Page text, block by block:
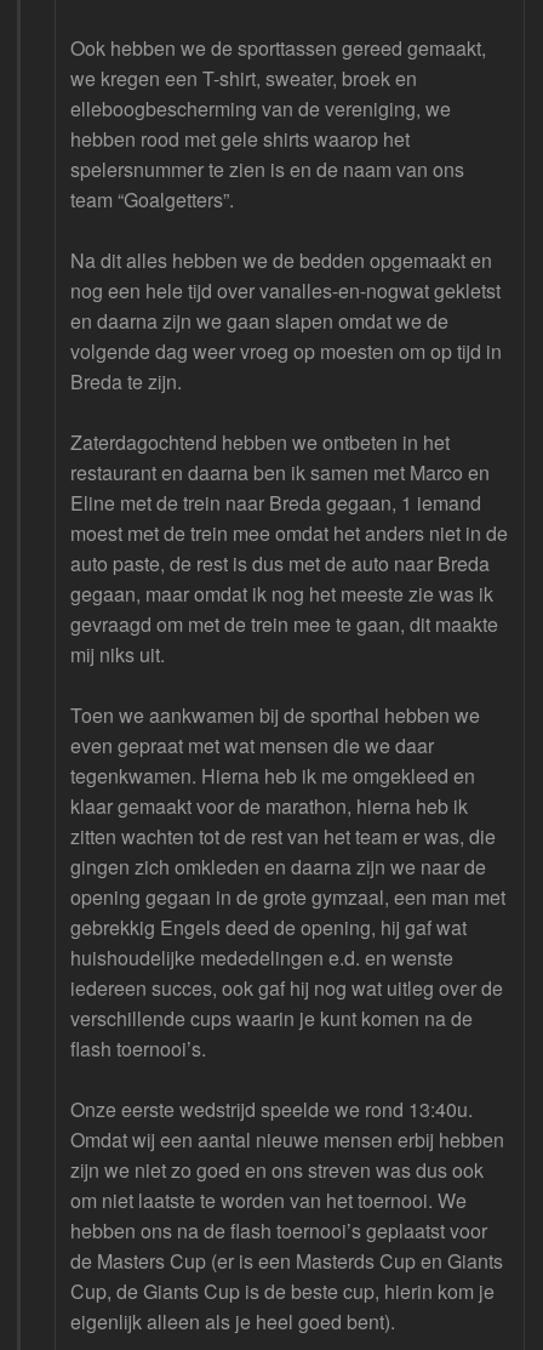
Ook hebben we de sporttassen gereed gemaakt,
we kregen een T-shirt, sweater, broek en
elleboogbescherming van de vereniging, we
hebben rood met gele shirts waarop het
spelersnummer te zien is en de naam van ons
team “Goalgetters”.
Na dit alles hebben we de bedden opgemaakt en
nog een hele tijd over vanalles-en-nogwat gekletst
en daarna zijn we gaan slapen omdat we de
volgende dag weer vroeg op moesten om op tijd in
Breda te zijn.
Zaterdagochtend hebben we ontbeten in het
restaurant en daarna ben ik samen met Marco en
Eline met de trein naar Breda gegaan, 1 iemand
moest met de trein mee omdat het anders niet in de
auto paste, de rest is dus met de auto naar Breda
gegaan, maar omdat ik nog het meeste zie was ik
gevraagd om met de trein mee te gaan, dit maakte
mij niks uit.
Toen we aankwamen bij de sporthal hebben we
even gepraat met wat mensen die we daar
tegenkwamen. Hierna heb ik me omgekleed en
klaar gemaakt voor de marathon, hierna heb ik
zitten wachten tot de rest van het team er was, die
gingen zich omkleden en daarna zijn we naar de
opening gegaan in de grote gymzaal, een man met
gebrekkig Engels deed de opening, hij gaf wat
huishoudelijke mededelingen e.d. en wenste
iedereen succes, ook gaf hij nog wat uitleg over de
verschillende cups waarin je kunt komen na de
flash toernooi’s.
Onze eerste wedstrijd speelde we rond 13:40u.
Omdat wij een aantal nieuwe mensen erbij hebben
zijn we niet zo goed en ons streven was dus ook
om niet laatste te worden van het toernooi. We
hebben ons na de flash toernooi’s geplaatst voor
de Masters Cup (er is een Masterds Cup en Giants
Cup, de Giants Cup is de beste cup, hierin kom je
eigenlijk alleen als je heel goed bent).